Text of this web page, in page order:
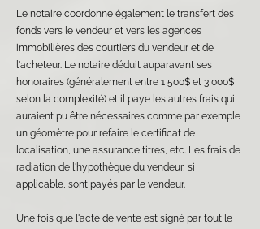
Le notaire coordonne également le transfert des
fonds vers le vendeur et vers les agences
immobilières des courtiers du vendeur et de
l'acheteur. Le notaire déduit auparavant ses
honoraires (généralement entre 1 500$ et 3 000$
selon la complexité) et il paye les autres frais qui
auraient pu être nécessaires comme par exemple
un géomètre pour refaire le certificat de
localisation, une assurance titres, etc. Les frais de
radiation de l'hypothèque du vendeur, si
applicable, sont payés par le vendeur.
Une fois que l'acte de vente est signé par tout le